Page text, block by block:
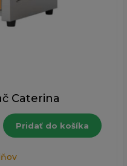
Caterina
Pridať do košíka